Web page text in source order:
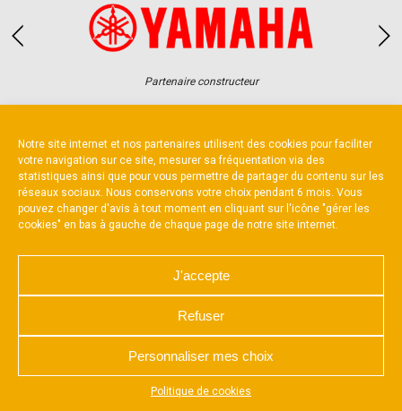
Notre site internet et nos partenaires utilisent des cookies pour faciliter
votre navigation sur ce site, mesurer sa fréquentation via des
statistiques ainsi que pour vous permettre de partager du contenu sur les
réseaux sociaux. Nous conservons votre choix pendant 6 mois. Vous
pouvez changer d'avis à tout moment en cliquant sur l'icône "gérer les
cookies" en bas à gauche de chaque page de notre site internet.
J'accepte
Refuser
Personnaliser mes choix
Politique de cookies
Appuyez sur le bouton partager en bas de votre
Partenaire constructeur
NOUS CONTACTER
MENTIONS LÉGALES
CHARTE DE CONFIDENTIALITÉ
POLITIQUE D’UTILISATION DES COOKIES